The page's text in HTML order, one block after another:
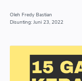
Fredy Bastian
Juni 23, 2022